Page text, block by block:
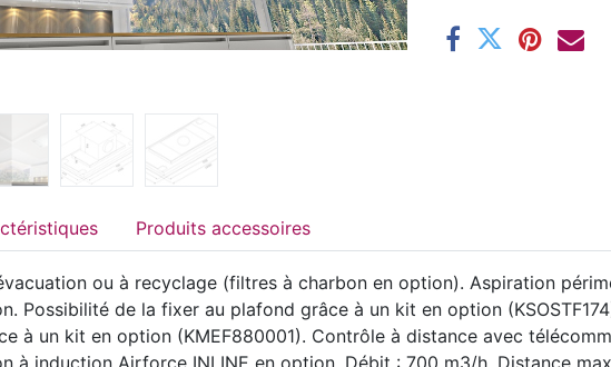
Produits accessoires
ou à recyclage (filtres à charbon en option). Aspiration
Possibilité de la fixer au plafond grâce à un kit en option
à un kit en option (KMEF880001). Contrôle à distance avec
à induction Airforce INLINE en option. Débit : 700 m3/h. Distance